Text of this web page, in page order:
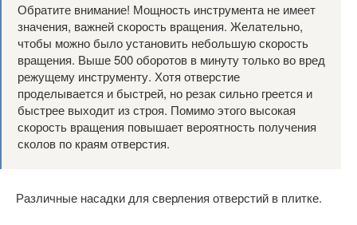
Обратите внимание! Мощность инструмента не имеет
значения, важней скорость вращения. Желательно,
чтобы можно было установить небольшую скорость
вращения. Выше 500 оборотов в минуту только во вред
режущему инструменту. Хотя отверстие
проделывается и быстрей, но резак сильно греется и
быстрее выходит из строя. Помимо этого высокая
скорость вращения повышает вероятность получения
сколов по краям отверстия.
Различные насадки для сверления отверстий в плитке.